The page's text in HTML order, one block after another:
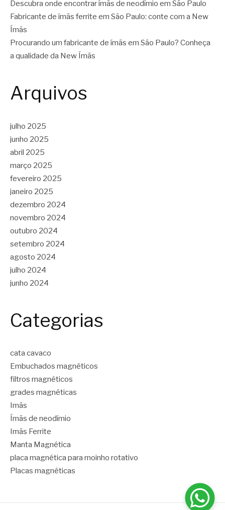
Descubra onde encontrar ímãs de neodímio em São Paulo
Fabricante de ímãs ferrite em São Paulo: conte com a New
Ímãs
Procurando um fabricante de ímãs em São Paulo? Conheça
a qualidade da New Ímãs
Arquivos
julho 2025
junho 2025
abril 2025
março 2025
fevereiro 2025
janeiro 2025
dezembro 2024
novembro 2024
outubro 2024
setembro 2024
agosto 2024
julho 2024
junho 2024
Categorias
cata cavaco
Embuchados magnéticos
filtros magnéticos
grades magnéticas
Imãs
Ímãs de neodímio
Imãs Ferrite
Manta Magnética
placa magnética para moinho rotativo
Placas magnéticas